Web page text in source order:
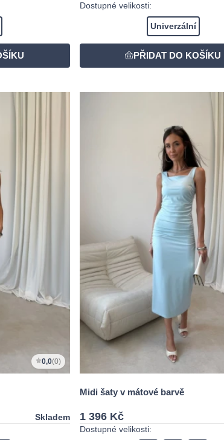
Dostupné velikosti:
Univerzální
0,0(0)
Skladem
Midi šaty v mátové barvě
1 396 Kč
Dostupné velikosti: